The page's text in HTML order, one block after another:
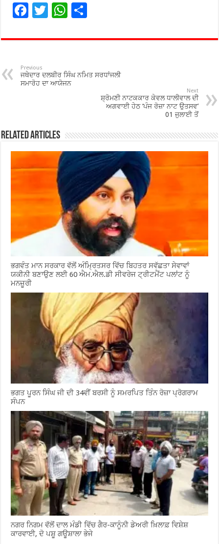
F
e
o
o
T
tt
W
at
p
p
ar
Previous
ਜਥੇਦਾਰ ਦਲਬੀਰ ਸਿੰਘ ਨਮਿਤ ਸਰਧਾਂਜਲੀ
ਸਮਾਰੋਹ ਦਾ ਆਯੋਜਨ
Next
ਸ਼੍ਰੋਮਣੀ ਨਾਟਕਕਾਰ ਕੇਵਲ ਧਾਲੀਵਾਲ ਦੀ
ਅਗਵਾਈ ਹੇਠ ‘ਪੰਜ ਰੋਜ਼ਾ ਨਾਟ ਉਤਸਵ’
01 ਜੁਲਾਈ ਤੋਂ
Related Articles
ਭਗਵੰਤ ਮਾਨ ਸਰਕਾਰ ਵੱਲੋਂ ਅੰਮ੍ਰਿਤਸਰ ਵਿੱਚ ਬਿਹਤਰ ਸਵੱਛਤਾ ਸੇਵਾਵਾਂ
ਯਕੀਨੀ ਬਣਾਉਣ ਲਈ 60 ਐਮ.ਐਲ.ਡੀ ਸੀਵਰੇਜ ਟ੍ਰੀਟਮੈਂਟ ਪਲਾਂਟ ਨੂੰ
ਮਨਜ਼ੂਰੀ
ਭਗਤ ਪੂਰਨ ਸਿੰਘ ਜੀ ਦੀ 34ਵੀਂ ਬਰਸੀ ਨੂੰ ਸਮਰਪਿਤ ਤਿੰਨ ਰੋਜ਼ਾ ਪ੍ਰੋਗਰਾਮ
ਸੰਪਨ
ਨਗਰ ਨਿਗਮ ਵੱਲੋਂ ਦਾਲ ਮੰਡੀ ਵਿੱਚ ਗੈਰ-ਕਾਨੂੰਨੀ ਡੇਅਰੀ ਖ਼ਿਲਾਫ਼ ਵਿਸ਼ੇਸ਼
ਕਾਰਵਾਈ, ਦੋ ਪਸ਼ੂ ਗਊਸ਼ਾਲਾ ਭੇਜੇ